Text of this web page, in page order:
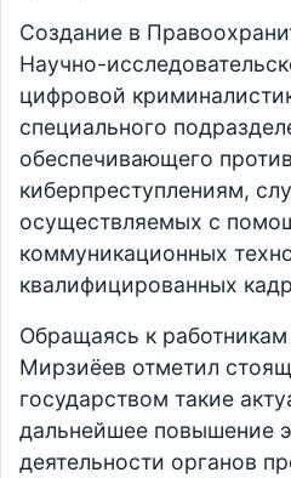
Создание в
Научно-
цифровой
специального
обеспечивающего
киберпреступлениям,
осуществляемых с
коммуникационных
квалифицированных
Обращаясь к
Мирзиёев отметил
государством такие
дальнейшее повышение
деятельности органов